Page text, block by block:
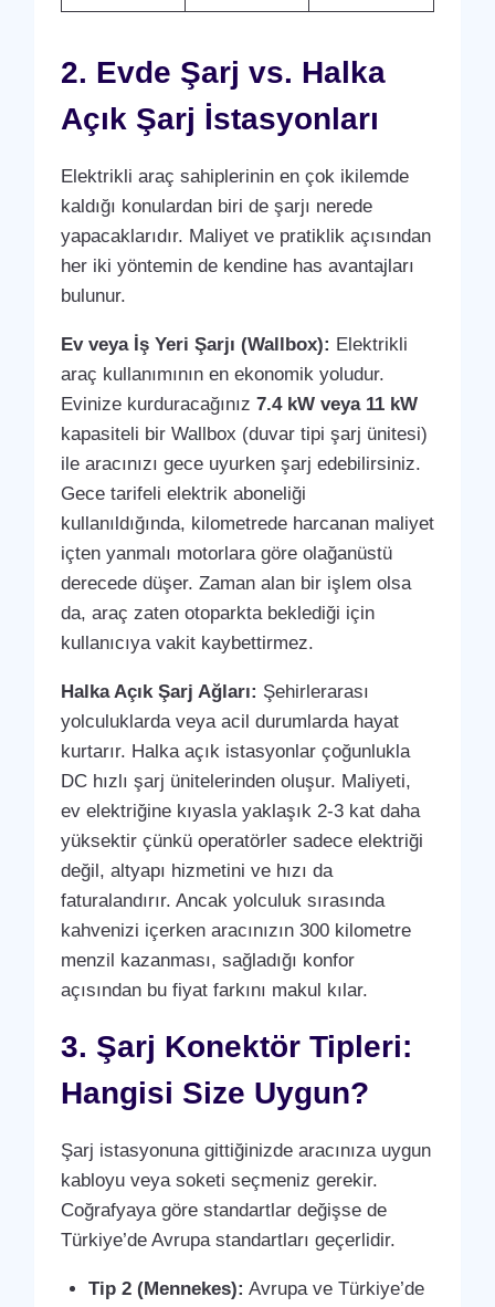
2. Evde Şarj vs. Halka
Açık Şarj İstasyonları
Elektrikli araç sahiplerinin en çok ikilemde
kaldığı konulardan biri de şarjı nerede
yapacaklarıdır. Maliyet ve pratiklik açısından
her iki yöntemin de kendine has avantajları
bulunur.
Ev veya İş Yeri Şarjı (Wallbox): Elektrikli
araç kullanımının en ekonomik yoludur.
Evinize kurduracağınız 7.4 kW veya 11 kW
kapasiteli bir Wallbox (duvar tipi şarj ünitesi)
ile aracınızı gece uyurken şarj edebilirsiniz.
Gece tarifeli elektrik aboneliği
kullanıldığında, kilometrede harcanan maliyet
içten yanmalı motorlara göre olağanüstü
derecede düşer. Zaman alan bir işlem olsa
da, araç zaten otoparkta beklediği için
kullanıcıya vakit kaybettirmez.
Halka Açık Şarj Ağları: Şehirlerarası
yolculuklarda veya acil durumlarda hayat
kurtarır. Halka açık istasyonlar çoğunlukla
DC hızlı şarj ünitelerinden oluşur. Maliyeti,
ev elektriğine kıyasla yaklaşık 2-3 kat daha
yüksektir çünkü operatörler sadece elektriği
değil, altyapı hizmetini ve hızı da
faturalandırır. Ancak yolculuk sırasında
kahvenizi içerken aracınızın 300 kilometre
menzil kazanması, sağladığı konfor
açısından bu fiyat farkını makul kılar.
3. Şarj Konektör Tipleri:
Hangisi Size Uygun?
Şarj istasyonuna gittiğinizde aracınıza uygun
kabloyu veya soketi seçmeniz gerekir.
Coğrafyaya göre standartlar değişse de
Türkiye’de Avrupa standartları geçerlidir.
Tip 2 (Mennekes): Avrupa ve Türkiye’de